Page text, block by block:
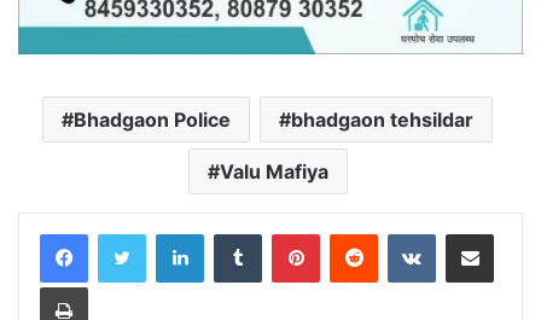
Bhadgaon Police bhadgaon tehsildar
Valu Mafiya
LinkedInTumblr PinterestReddit VKontakteShare via Email
Print